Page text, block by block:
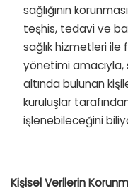
sağlığının
teşhis, tedavi ve
sağlık hizmetleri ile
yönetimi amacıyla,
altında bulunan
kuruluşlar
işlenebileceğini
Kişisel Verilerin